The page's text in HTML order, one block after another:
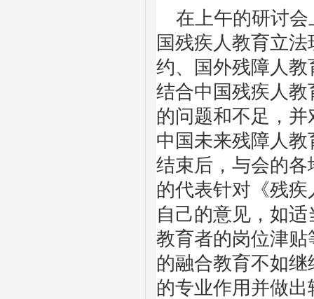
在上午的研讨会
国残疾人教育立
约、国外残障人
结合中国残疾人
的问题和不足，
中国未来残障人
结束后，与会的
的代表针对《残
自己的意见，如
教育者的岗位津
的融合教育不如
的专业作用并做